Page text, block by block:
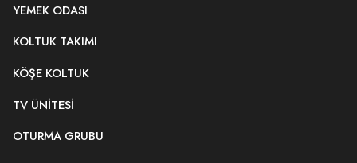
YEMEK ODASI
KOLTUK TAKIMI
KÖŞE KOLTUK
TV ÜNITESI
OTURMA GRUBU